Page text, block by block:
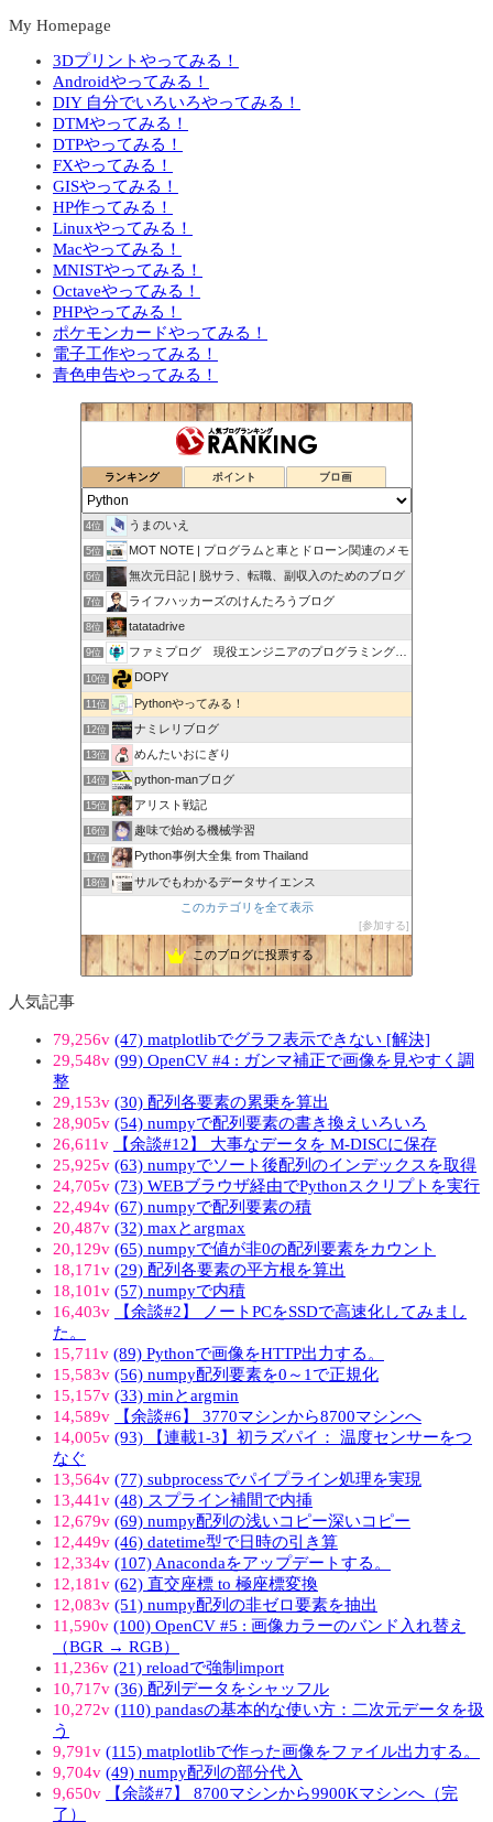
My Homepage
3Dプリントやってみる！
Androidやってみる！
DIY 自分でいろいろやってみる！
DTMやってみる！
DTPやってみる！
FXやってみる！
GISやってみる！
HP作ってみる！
Linuxやってみる！
Macやってみる！
MNISTやってみる！
Octaveやってみる！
PHPやってみる！
ポケモンカードやってみる！
電子工作やってみる！
青色申告やってみる！
ランキング ポイント ブロ画
4位 うまのいえ
5位 MOT NOTE | プログラムと車とドローン関連のメモ
6位 無次元日記 | 脱サラ、転職、副収入のためのブログ
7位 ライフハッカーズのけんたろうブログ
8位 tatatadrive
9位 ファミプログ 現役エンジニアのプログラミング入門講座
10位 DOPY
11位 Pythonやってみる！
12位 ナミレリブログ
13位 めんたいおにぎり
14位 python-manブログ
15位 アリスト戦記
16位 趣味で始める機械学習
17位 Python事例大全集 from Thailand
18位
サルでもわかるデータサイエンス
このカテゴリを全て表示
参加する
このブログに投票する
人気記事
79,256v (47) matplotlibでグラフ表示できない [解決]
29,548v (99) OpenCV #4 : ガンマ補正で画像を見やすく調
整
29,153v (30) 配列各要素の累乗を算出
28,905v (54) numpyで配列要素の書き換えいろいろ
26,611v
【余談#12】 大事なデータを M-DISCに保存
25,925v (63) numpyでソート後配列のインデックスを取得
24,705v (73) WEBブラウザ経由でPythonスクリプトを実行
22,494v (67) numpyで配列要素の積
20,487v (32) maxとargmax
20,129v (65) numpyで値が非0の配列要素をカウント
18,171v (29) 配列各要素の平方根を算出
18,101v (57) numpyで内積
16,403v
【余談#2】 ノートPCをSSDで高速化してみまし
た。
15,711v (89) Pythonで画像をHTTP出力する。
15,583v (56) numpy配列要素を0～1で正規化
15,157v (33) minとargmin
14,589v
【余談#6】 3770マシンから8700マシンへ
14,005v (93) 【連載1-3】初ラズパイ： 温度センサーをつ
なぐ
13,564v (77) subprocessでパイプライン処理を実現
13,441v (48) スプライン補間で内挿
12,679v (69) numpy配列の浅いコピー深いコピー
12,449v (46) datetime型で日時の引き算
12,334v (107) Anacondaをアップデートする。
12,181v (62) 直交座標 to 極座標変換
12,083v (51) numpy配列の非ゼロ要素を抽出
11,590v (100) OpenCV #5 : 画像カラーのバンド入れ替え
（BGR → RGB）
11,236v (21) reloadで強制import
10,717v (36) 配列データをシャッフル
10,272v (110) pandasの基本的な使い方：二次元データを扱
う
9,791v (115) matplotlibで作った画像をファイル出力する。
9,704v (49) numpy配列の部分代入
9,650v
【余談#7】 8700マシンから9900Kマシンへ（完
了）